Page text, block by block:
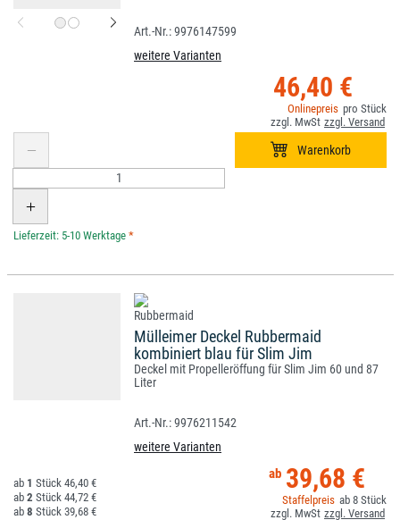
9976147599
weitere Varianten
46,40 €
*
Mülleimer Deckel Rubbermaid
kombiniert blau für Slim Jim
Deckel mit Propelleröffung für Slim Jim 60 und 87
Liter
9976211542
weitere Varianten
39,68 €
8
1
46,40 €
2
44,72 €
8
39,68 €